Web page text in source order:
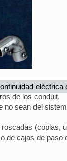
eléctrica
de los conduit.
sean del
(coplas,
de cajas de